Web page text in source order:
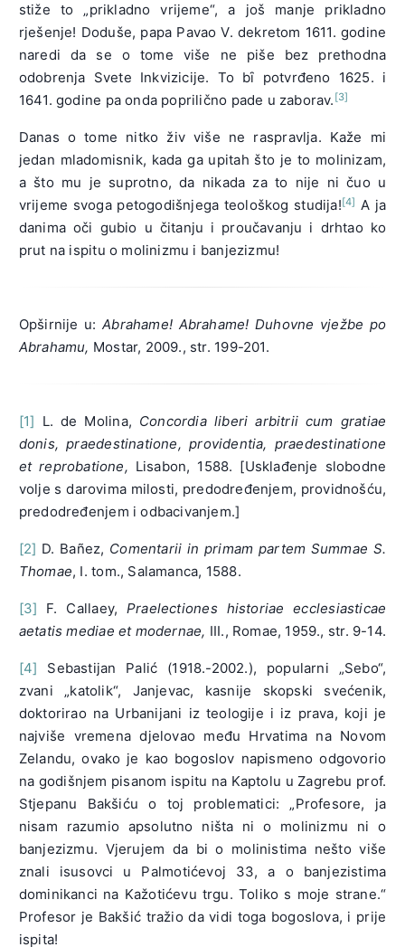
stiže to „prikladno vrijeme“, a još manje prikladno
rješenje! Doduše, papa Pavao V. dekretom 1611. godine
naredi da se o tome više ne piše bez prethodna
odobrenja Svete Inkvizicije. To bȋ potvrđeno 1625. i
1641. godine pa onda poprilično pade u zaborav. [3]
Danas o tome nitko živ više ne raspravlja. Kaže mi
jedan mladomisnik, kada ga upitah što je to molinizam,
a što mu je suprotno, da nikada za to nije ni čuo u
vrijeme svoga petogodišnjega teološkog studija![4] A ja
danima oči gubio u čitanju i proučavanju i drhtao ko
prut na ispitu o molinizmu i banjezizmu!
Opširnije u:Abrahame! Abrahame! Duhovne vježbe po
Abrahamu, Mostar, 2009., str. 199-201.
[1] L. de Molina, Concordia liberi arbitrii cum gratiae
donis, praedestinatione, providentia, praedestinatione
et reprobatione, Lisabon, 1588. [Usklađenje slobodne
volje s darovima milosti, predodređenjem, providnošću,
predodređenjem i odbacivanjem.]
[2] D. Bañez, Comentarii in primam partem Summae S.
Thomae, I. tom., Salamanca, 1588.
[3] F. Callaey, Praelectiones historiae ecclesiasticae
aetatis mediae et modernae, III., Romae, 1959., str. 9-14.
[4] Sebastijan Palić (1918.-2002.), popularni „Sebo“,
zvani „katolik“, Janjevac, kasnije skopski svećenik,
doktorirao na Urbanijani iz teologije i iz prava, koji je
najviše vremena djelovao među Hrvatima na Novom
Zelandu, ovako je kao bogoslov napismeno odgovorio
na godišnjem pisanom ispitu na Kaptolu u Zagrebu prof.
Stjepanu Bakšiću o toj problematici: „Profesore, ja
nisam razumio apsolutno ništa ni o molinizmu ni o
banjezizmu. Vjerujem da bi o molinistima nešto više
znali isusovci u Palmotićevoj 33, a o banjezistima
dominikanci na Kažotićevu trgu. Toliko s moje strane.“
Profesor je Bakšić tražio da vidi toga bogoslova, i prije
ispita!